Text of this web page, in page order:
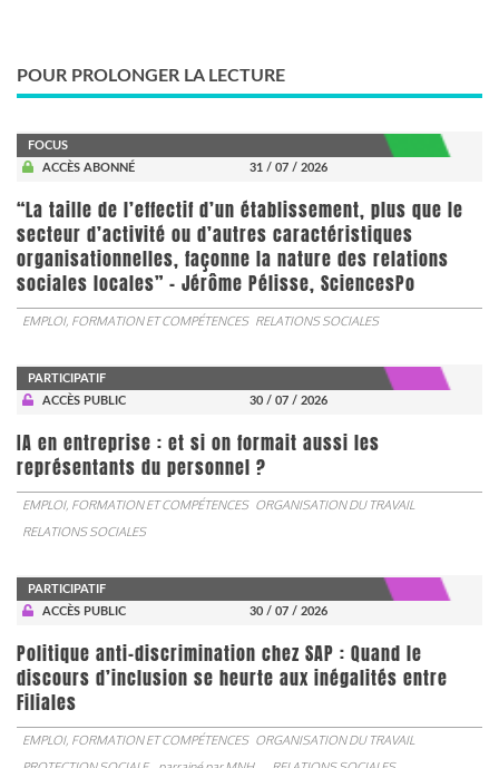
POUR PROLONGER LA LECTURE
FOCUS
ACCÈS ABONNÉ
31 / 07 / 2026
“La taille de l’effectif d’un établissement, plus que le
secteur d’activité ou d’autres caractéristiques
organisationnelles, façonne la nature des relations
sociales locales” - Jérôme Pélisse, SciencesPo
EMPLOI, FORMATION ET COMPÉTENCES RELATIONS SOCIALES
PARTICIPATIF
ACCÈS PUBLIC
30 / 07 / 2026
IA en entreprise : et si on formait aussi les
représentants du personnel ?
EMPLOI, FORMATION ET COMPÉTENCES ORGANISATION DU TRAVAIL
RELATIONS SOCIALES
PARTICIPATIF
ACCÈS PUBLIC
30 / 07 / 2026
Politique anti-discrimination chez SAP : Quand le
discours d’inclusion se heurte aux inégalités entre
Filiales
EMPLOI, FORMATION ET COMPÉTENCES ORGANISATION DU TRAVAIL